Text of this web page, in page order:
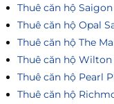
Thuê căn hộ
Thuê căn hộ Opal
Thuê căn hộ The
Thuê căn hộ Wilton
Thuê căn hộ Pearl
Thuê căn hộ